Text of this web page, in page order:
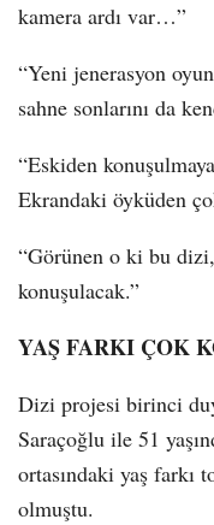
kamera ardı var…”
“Yeni jenerasyon
sahne sonlarını da
“Eskiden
Ekrandaki öyküden
“Görünen o ki bu
konuşulacak.”
YAŞ FARKI ÇOK
Dizi projesi birinci
Saraçoğlu ile 51
ortasındaki yaş farkı
olmuştu.